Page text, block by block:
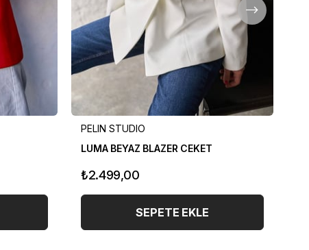
PELIN STUDIO
LUMA BEYAZ BLAZER CEKET
₺2.499,00
SEPETE EKLE